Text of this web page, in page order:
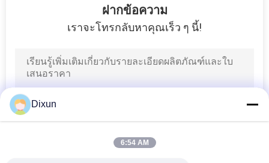
เครื่องวาดลวดเหล็ก
ฝากข้อความ
เราจะโทรกลับหาคุณเร็ว ๆ นี้!
Dixun
6:54 AM